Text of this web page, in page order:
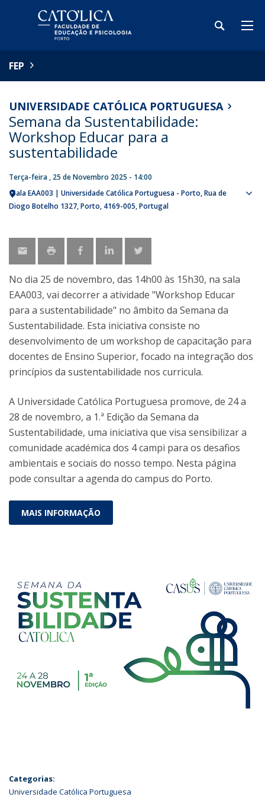
FEP
UNIVERSIDADE CATÓLICA PORTUGUESA
Semana da Sustentabilidade:
Workshop Educar para a
sustentabilidade
Terça-feira , 25 de Novembro 2025 - 14:00
Sala EAA003 | Universidade Católica Portuguesa - Porto Rua de
Diogo Botelho 1327 Porto 4169-005 Portugal
No dia 25 de novembro, das 14h00 às 15h30, na sala
EAA003, vai decorrer a atividade "Workshop Educar
para a sustentabilidade" no âmbito da Semana da
Sustentabilidade. Esta iniciativa consiste no
desenvolvimento de um workshop de capacitação para
docentes de Ensino Superior, focado na integração dos
princípios da sustentabilidade nos curricula.
A Universidade Católica Portuguesa promove, de 24 a
28 de novembro, a 1.ª Edição da Semana da
Sustentabilidade, uma iniciativa que visa sensibilizar a
comunidade académica dos 4 campi para os desafios
ambientais e sociais do nosso tempo. Nesta página
pode consultar a agenda do campus do Porto.
MAIS INFORMAÇÃO
Categorias:
Universidade Católica Portuguesa